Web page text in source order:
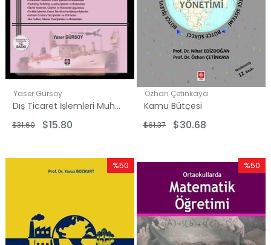
Yaser Gürsoy
Dış Ticaret İşlemleri Muhasebesi
$15.80
$31.60
Özhan Çetinkaya
Kamu Bütçesi
$30.68
$61.37
%50
%50